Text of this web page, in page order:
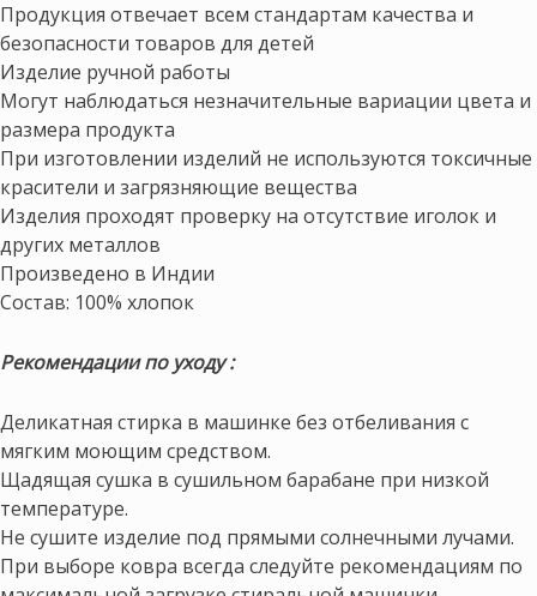
Продукция отвечает всем стандартам качества и
безопасности товаров для детей
Изделие ручной работы
Могут наблюдаться незначительные вариации цвета и
размера продукта
При изготовлении изделий не используются токсичные
красители и загрязняющие вещества
Изделия проходят проверку на отсутствие иголок и
других металлов
Произведено в Индии
Состав: 100% хлопок
Рекомендации по уходу :
Деликатная стирка в машинке без отбеливания с
мягким моющим средством.
Щадящая сушка в сушильном барабане при низкой
температуре.
Не сушите изделие под прямыми солнечными лучами.
При выборе ковра всегда следуйте рекомендациям по